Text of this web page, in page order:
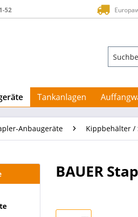
52
Tankanlagen
Anbaugeräte Kippbehälter /
BAUER